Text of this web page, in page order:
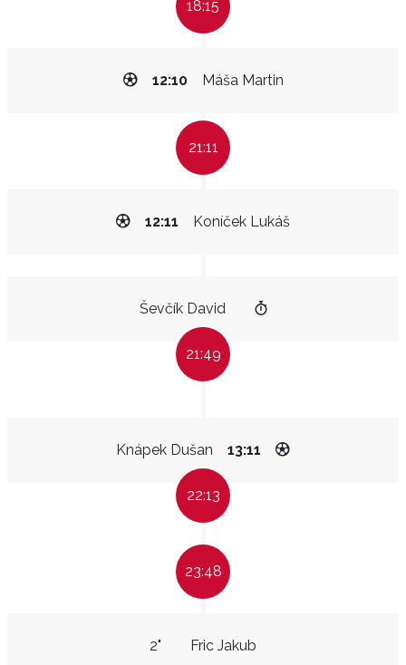
18:15
Máša Martin
12:10
21:11
Koníček Lukáš
12:11
Ševčík David
21:49
Knápek Dušan 13:11
22:13
23:48
Fric Jakub
2"